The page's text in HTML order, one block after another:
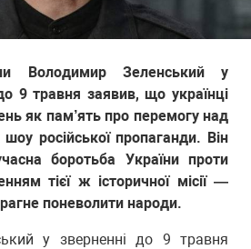
Володимир Зеленський у
9 травня заявив, що українці
як пам’ять про перемогу над
російської пропаганди. Він
боротьба України проти
тієї ж історичної місії —
поневолити народи.
у зверненні до 9 травня